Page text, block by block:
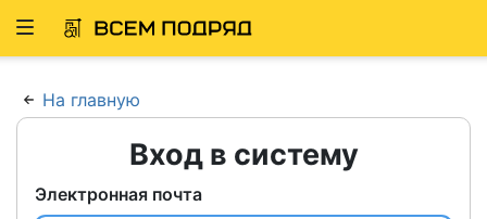
Развернуть
На главную
Вход в систему
Электронная почта